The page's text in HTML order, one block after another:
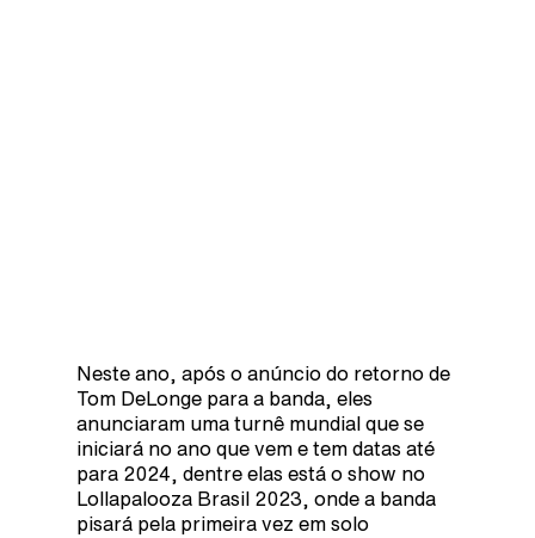
Neste ano, após o anúncio do retorno de
Tom DeLonge para a banda, eles
anunciaram uma turnê mundial que se
iniciará no ano que vem e tem datas até
para 2024, dentre elas está o show no
Lollapalooza Brasil 2023, onde a banda
pisará pela primeira vez em solo